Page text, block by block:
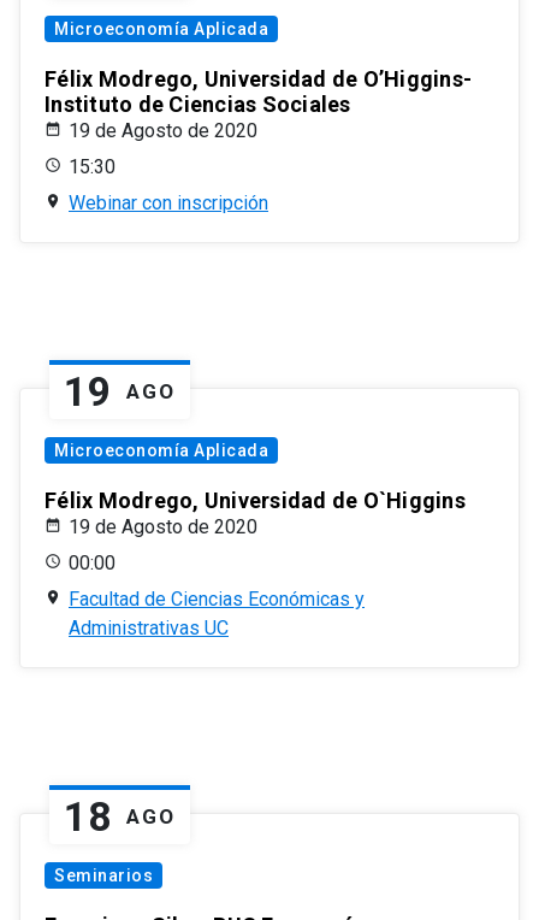
Microeconomía Aplicada
Félix Modrego, Universidad de O’Higgins-
Instituto de Ciencias Sociales
19 de Agosto de 2020
15:30
Webinar con inscripción
19 AGO
Microeconomía Aplicada
Félix Modrego, Universidad de O`Higgins
19 de Agosto de 2020
00:00
Facultad de Ciencias Económicas y
Administrativas UC
18 AGO
Seminarios